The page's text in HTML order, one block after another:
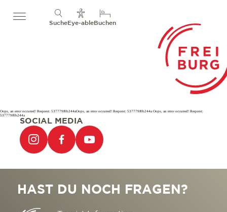
SucheEye-ableBuchen
Oops, an error occurred! Request: 537779f0b244aOops, an error occurred! Request: 537779f0b244a Oops, an error occurred! Request:
537779f0b244a
SOCIAL MEDIA
HAST DU NOCH FRAGEN?